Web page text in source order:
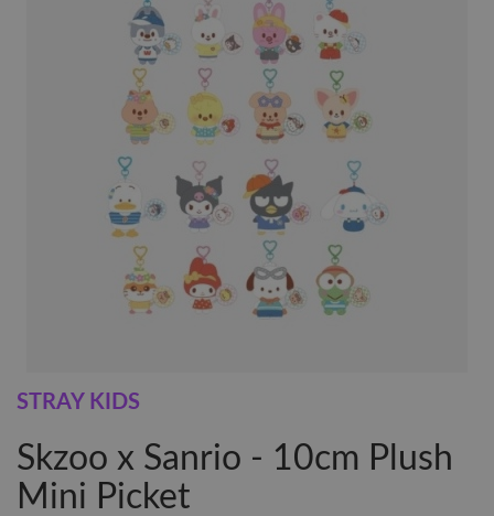
STRAY KIDS
Skzoo x Sanrio - 10cm Plush
Mini Picket